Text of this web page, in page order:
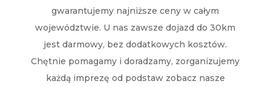
gwarantujemy najniższe ceny w całym
województwie. U nas zawsze dojazd do 30km
jest darmowy, bez dodatkowych kosztów.
Chętnie pomagamy i doradzamy, zorganizujemy
każdą imprezę od podstaw zobacz nasze